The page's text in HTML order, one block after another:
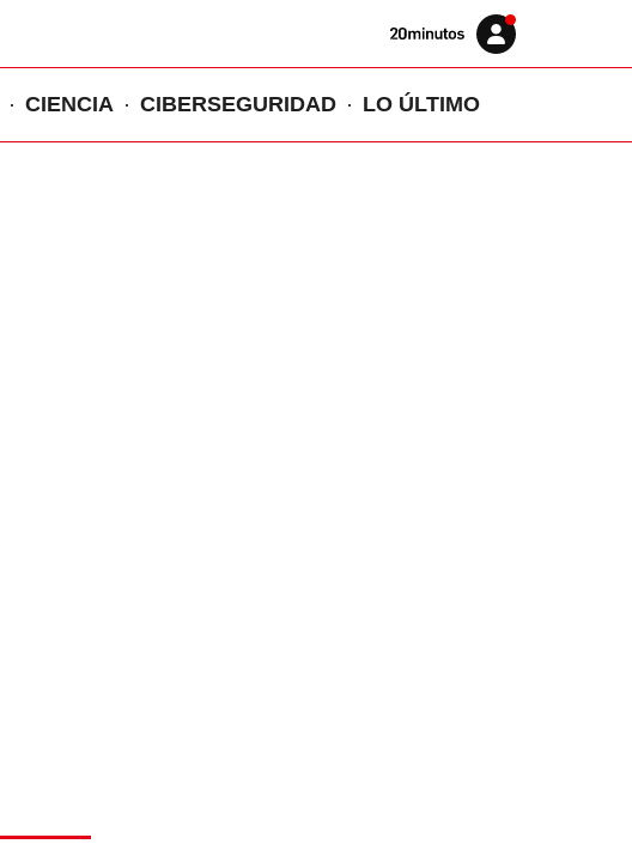
Volver
Iniciar
sesión
CIENCIA CIBERSEGURIDAD LO ÚLTIMO